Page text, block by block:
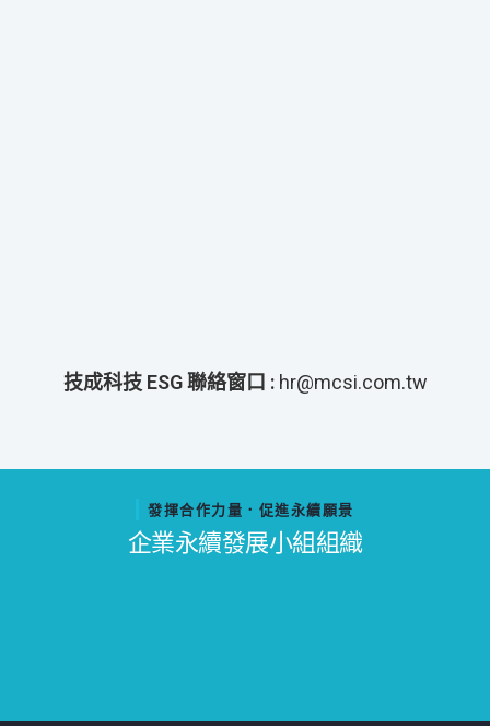
技成科技 ESG 聯絡窗口 : hr@mcsi.com.tw
發揮合作力量．促進永續願景
企業永續發展小組組織